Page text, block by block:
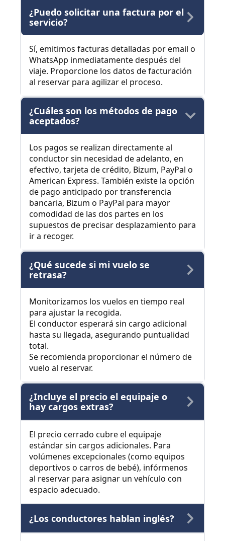
¿Puedo solicitar una factura por el
servicio?
Sí, emitimos facturas detalladas por email o
WhatsApp inmediatamente después del
viaje. Proporcione los datos de facturación
al reservar para agilizar el proceso.
¿Cuáles son los métodos de pago
aceptados?
Los pagos se realizan directamente al
conductor sin necesidad de adelanto, en
efectivo, tarjeta de crédito, Bizum, PayPal o
American Express. También existe la opción
de pago anticipado por transferencia
bancaria, Bizum o PayPal para mayor
comodidad de las dos partes en los
supuestos de precisar desplazamiento para
ir a recoger.
¿Qué sucede si mi vuelo se
retrasa?
Monitorizamos los vuelos en tiempo real
para ajustar la recogida.
El conductor esperará sin cargo adicional
hasta su llegada, asegurando puntualidad
total.
Se recomienda proporcionar el número de
vuelo al reservar.
¿Incluye el precio el equipaje o
hay cargos extras?
El precio cerrado cubre el equipaje
estándar sin cargos adicionales. Para
volúmenes excepcionales (como equipos
deportivos o carros de bebé), infórmenos
al reservar para asignar un vehículo con
espacio adecuado.
¿Los conductores hablan inglés?